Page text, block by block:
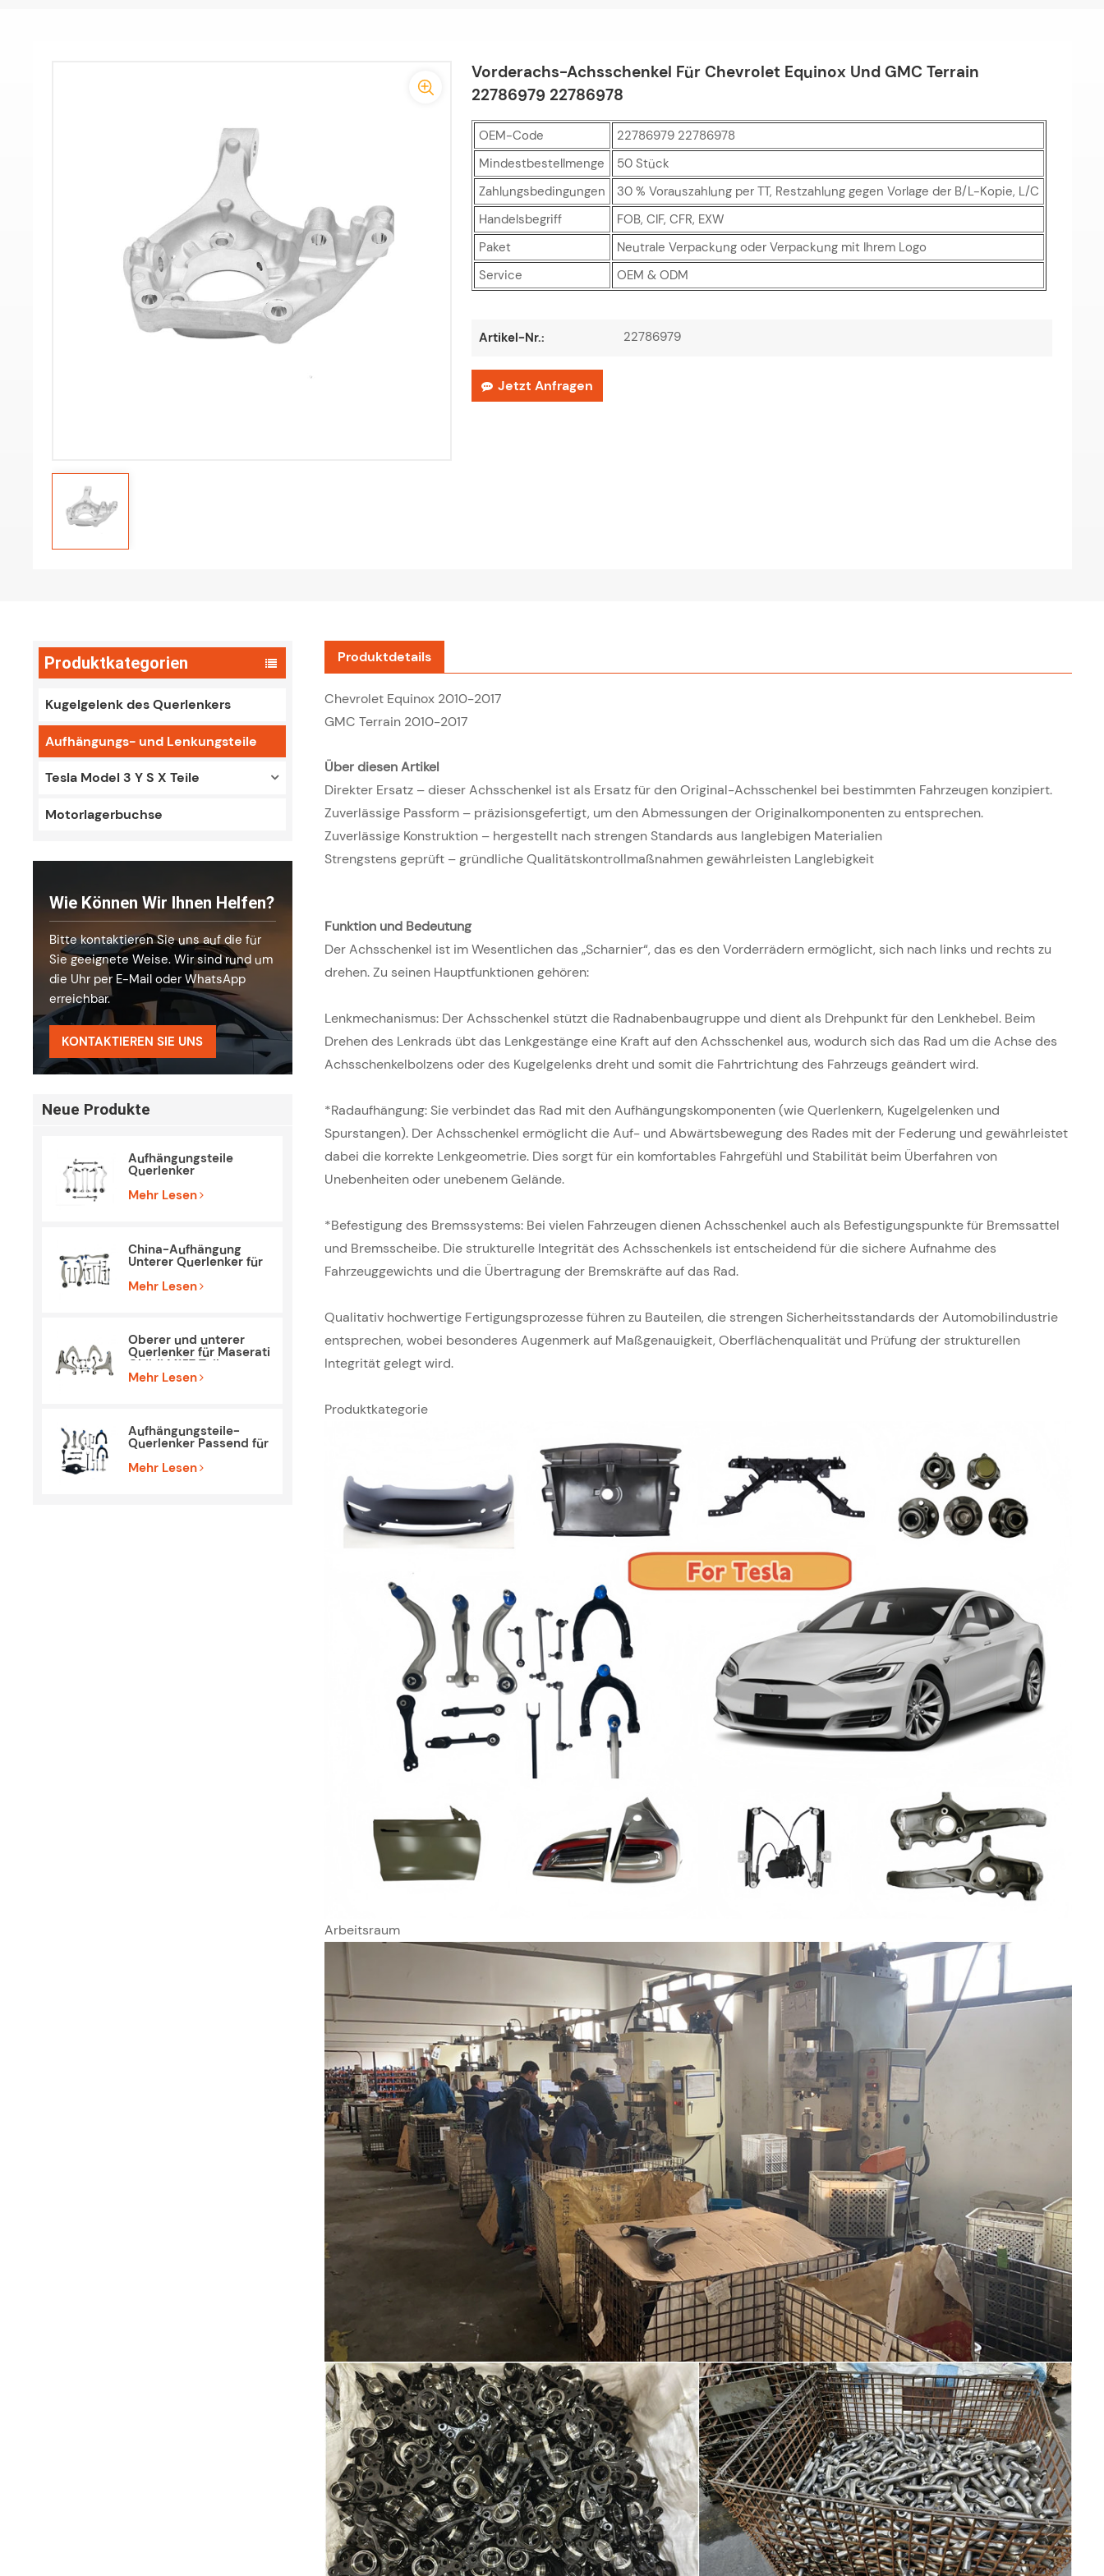
Vorderachs-Achsschenkel Für Chevrolet Equinox Und GMC Terrain
22786979 22786978
OEM-Code
22786979 22786978
Mindestbestellmenge
50 Stück
Zahlungsbedingungen
30 % Vorauszahlung per TT, Restzahlung gegen Vorlage der B/L-Kopie, L/C
Handelsbegriff
FOB, CIF, CFR, EXW
Paket
Neutrale Verpackung oder Verpackung mit Ihrem Logo
Service
OEM & ODM
Artikel-Nr.: 22786979
Jetzt Anfragen
Produktkategorien
Kugelgelenk des Querlenkers
Aufhängungs- und Lenkungsteile
Tesla Model 3 Y S X Teile
Motorlagerbuchse
Wie Können Wir Ihnen Helfen?
Bitte kontaktieren Sie uns auf die für
Sie geeignete Weise. Wir sind rund um
die Uhr per E-Mail oder WhatsApp
erreichbar.
KONTAKTIEREN SIE UNS
Neue Produkte
Aufhängungsteile
Querlenker
für BMW E90 E84
Mehr Lesen
China-Aufhängung
Unterer Querlenker für
S212
Mehr Lesen
Oberer und unterer
Querlenker für Maserati
Ghibli M157 Teile
Mehr Lesen
Aufhängungsteile-
Querlenker Passend für
Mehr Lesen
Produktdetails
Chevrolet Equinox 2010-2017
GMC Terrain 2010-2017
Über diesen Artikel
Direkter Ersatz – dieser Achsschenkel ist als Ersatz für den Original-Achsschenkel bei bestimmten Fahrzeugen konzipiert.
Zuverlässige Passform – präzisionsgefertigt, um den Abmessungen der Originalkomponenten zu entsprechen.
Zuverlässige Konstruktion – hergestellt nach strengen Standards aus langlebigen Materialien
Strengstens geprüft – gründliche Qualitätskontrollmaßnahmen gewährleisten Langlebigkeit
Funktion und Bedeutung
Der Achsschenkel ist im Wesentlichen das „Scharnier“, das es den Vorderrädern ermöglicht, sich nach links und rechts zu
drehen. Zu seinen Hauptfunktionen gehören:
Lenkmechanismus: Der Achsschenkel stützt die Radnabenbaugruppe und dient als Drehpunkt für den Lenkhebel. Beim
Drehen des Lenkrads übt das Lenkgestänge eine Kraft auf den Achsschenkel aus, wodurch sich das Rad um die Achse des
Achsschenkelbolzens oder des Kugelgelenks dreht und somit die Fahrtrichtung des Fahrzeugs geändert wird.
*Radaufhängung: Sie verbindet das Rad mit den Aufhängungskomponenten (wie Querlenkern, Kugelgelenken und
Spurstangen). Der Achsschenkel ermöglicht die Auf- und Abwärtsbewegung des Rades mit der Federung und gewährleistet
dabei die korrekte Lenkgeometrie. Dies sorgt für ein komfortables Fahrgefühl und Stabilität beim Überfahren von
Unebenheiten oder unebenem Gelände.
*Befestigung des Bremssystems: Bei vielen Fahrzeugen dienen Achsschenkel auch als Befestigungspunkte für Bremssattel
und Bremsscheibe. Die strukturelle Integrität des Achsschenkels ist entscheidend für die sichere Aufnahme des
Fahrzeuggewichts und die Übertragung der Bremskräfte auf das Rad.
Qualitativ hochwertige Fertigungsprozesse führen zu Bauteilen, die strengen Sicherheitsstandards der Automobilindustrie
entsprechen, wobei besonderes Augenmerk auf Maßgenauigkeit, Oberflächenqualität und Prüfung der strukturellen
Integrität gelegt wird.
Produktkategorie
Arbeitsraum